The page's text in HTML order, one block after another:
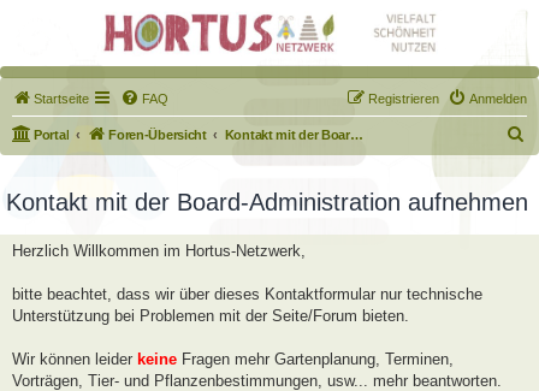
Startseite FAQ Anmelden
Registrieren
Portal Foren-Übersicht Kontakt mit der Board-Administration aufnehmen
u
Kontakt mit der Board-Administration aufnehmen
Herzlich Willkommen im Hortus-Netzwerk,
bitte beachtet, dass wir über dieses Kontaktformular nur technische
Unterstützung bei Problemen mit der Seite/Forum bieten.
Wir können leider keine Fragen mehr Gartenplanung, Terminen,
Vorträgen, Tier- und Pflanzenbestimmungen, usw... mehr beantworten.